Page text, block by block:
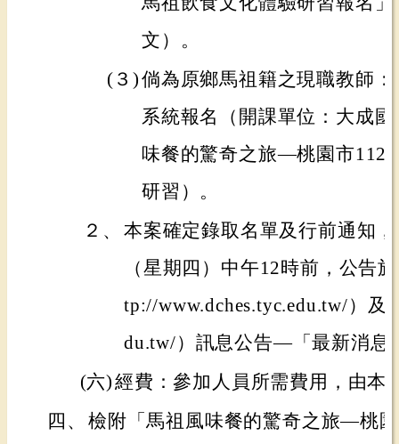
文）。
(３)倘為原鄉馬祖籍之現職教師
系統報名（開課單位：大成
味餐的驚奇之旅—桃園市112
研習）。
２、 本案確定錄取名單及行前通知
（星期四）中午12時前，公告
tp://www.dches.tyc.edu.tw/）及
du.tw/）訊息公告—「最新消息
(六)經費：參加人員所需費用，由本
四、 檢附「馬祖風味餐的驚奇之旅—桃